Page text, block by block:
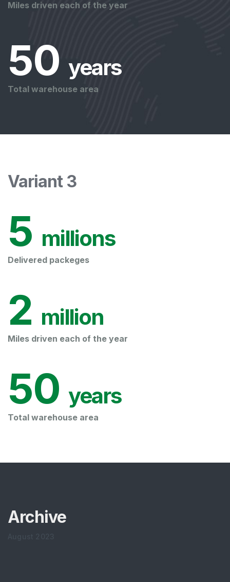
Miles driven each of the year
50 years
Total warehouse area
Variant 3
5 millions
Delivered packeges
2 million
Miles driven each of the year
50 years
Total warehouse area
Archive